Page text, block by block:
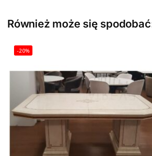
Również może się
-20%